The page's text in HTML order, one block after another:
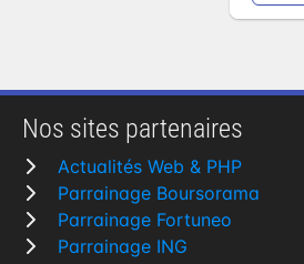
Nos sites partenaires
Actualités Web & PHP
Parrainage Boursorama
Parrainage Fortuneo
Parrainage ING